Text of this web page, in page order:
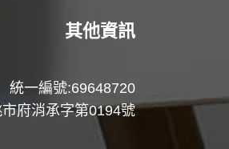
其他資訊
統一編號:69648720
府消承字第0194號